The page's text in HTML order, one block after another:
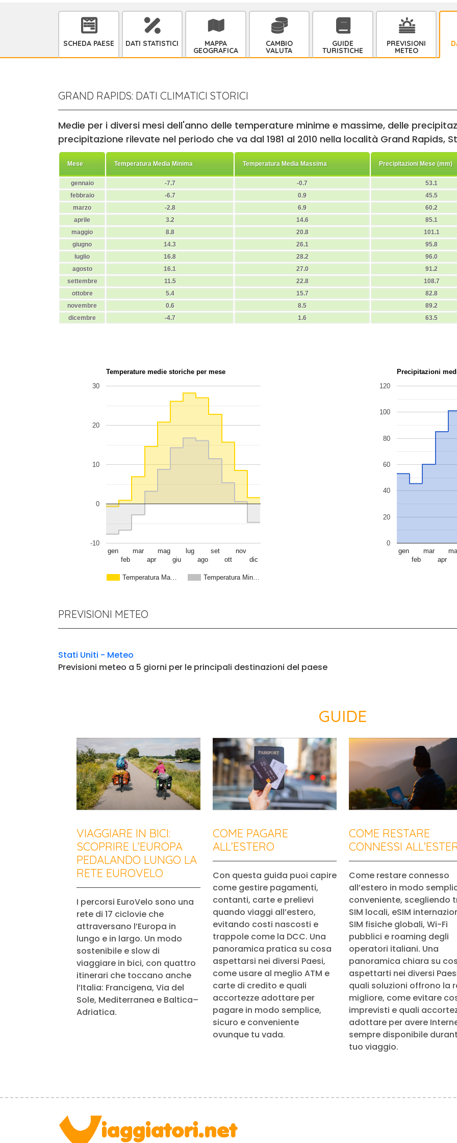
SCHEDA PAESE DATI STATISTICI MAPPA
GEOGRAFICA
CAMBIO
VALUTA
GUIDE
TURISTICHE
PREVISIONI
METEO
GRAND RAPIDS: DATI CLIMATICI STORICI
Medie per i diversi mesi dell'anno delle temperature minime e massime, delle
precipitazione rilevate nel periodo che va dal 1981 al 2010 nella località Grand Rapids,
Mese Temperatura Media Minima Temperatura Media Massima Precipitazioni Mese (mm)
gennaio -7.7 -0.7 53.1
febbraio
-6.7 0.9 45.5
marzo
-2.8 6.9 60.2
aprile
3.2 14.6 85.1
maggio
8.8 20.8 101.1
giugno
14.3 26.1 95.8
luglio
16.8 28.2 96.0
agosto
16.1 27.0 91.2
settembre
11.5 22.8 108.7
ottobre
5.4 15.7 82.8
novembre
0.6 8.5 89.2
dicembre
-4.7 1.6 63.5
Temperature medie storiche per mese
Temperatura Ma… Temperatura Min…
gen
feb
mar
apr
mag
giu
lug
ago
set
ott
nov
dic
-10
0
10
20
30
Precipitazioni
gen
feb
mar
apr
0
20
40
60
80
100
120
PREVISIONI METEO
Stati Uniti - Meteo
Previsioni meteo a 5 giorni per le principali destinazioni del paese
GUIDE
VIAGGIARE IN BICI:
SCOPRIRE L’EUROPA
PEDALANDO LUNGO LA
RETE EUROVELO
I percorsi EuroVelo sono una
rete di 17 ciclovie che
attraversano l’Europa in
lungo e in largo. Un modo
sostenibile e slow di
viaggiare in bici, con quattro
itinerari che toccano anche
l’Italia: Francigena, Via del
Sole, Mediterranea e Baltica–
Adriatica.
COME PAGARE
ALL’ESTERO
Con questa guida puoi capire
come gestire pagamenti,
contanti, carte e prelievi
quando viaggi all’estero,
evitando costi nascosti e
trappole come la DCC. Una
panoramica pratica su cosa
aspettarsi nei diversi Paesi,
come usare al meglio ATM e
carte di credito e quali
accortezze adottare per
pagare in modo semplice,
sicuro e conveniente
ovunque tu vada.
COME RESTARE
CONNESSI
Come restare connesso
all’estero in modo
conveniente, scegliendo
SIM locali, eSIM
SIM fisiche globali, Wi-Fi
pubblici e roaming degli
operatori italiani. Una
panoramica chiara su
aspettarti nei diversi
quali soluzioni offrono la
migliore, come evitare
imprevisti e quali
adottare per avere
sempre disponibile
tuo viaggio.